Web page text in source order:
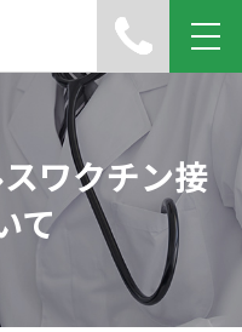
ワクチン接
て